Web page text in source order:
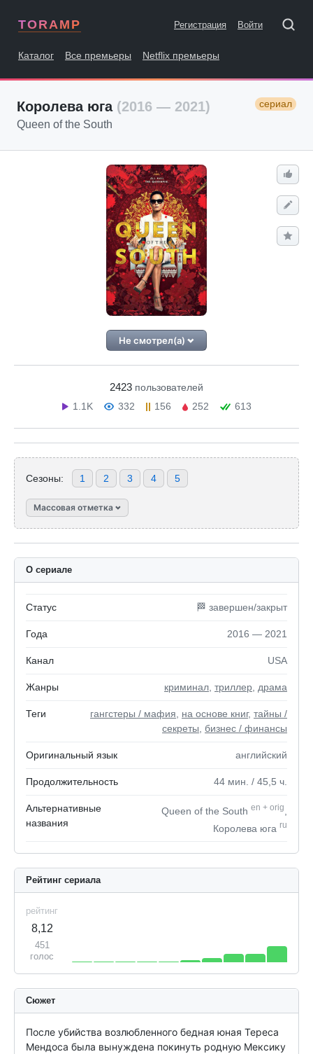
TORAMP Регистрация Войти
Каталог Все премьеры Netflix премьеры
Королева юга (2016 — 2021) сериал
Queen of the South
Не смотрел(а)
2423 пользователей
1.1K
332 156 252 613
Сезоны: 1 2 3 4 5
Массовая отметка
О сериале
Статус 🏁 завершен/закрыт
Года 2016 — 2021
Канал USA
Жанры криминал триллер драма
Теги гангстеры / мафия на основе книг, тайны /
секреты бизнес / финансы
Оригинальный язык английский
Продолжительность 44 мин. / 45,5 ч.
Альтернативные
названия
Queen of the South en + orig
Королева юга ru
Рейтинг сериала
рейтинг
8,12
451
голос
Сюжет
После убийства возлюбленного бедная юная Тереса
Мендоса была вынуждена покинуть родную Мексику